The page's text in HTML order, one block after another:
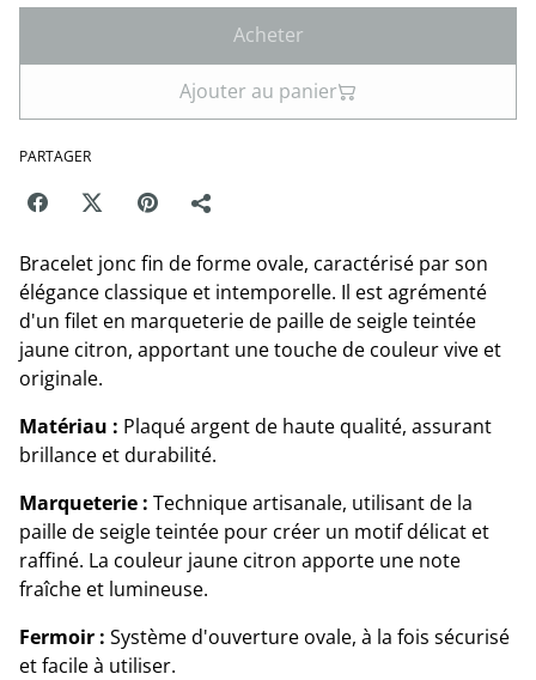
Acheter
Ajouter au panier
PARTAGER
Bracelet jonc fin de forme ovale, caractérisé par son
élégance classique et intemporelle. Il est agrémenté
d'un filet en marqueterie de paille de seigle teintée
jaune citron, apportant une touche de couleur vive et
originale.
Matériau : Plaqué argent de haute qualité, assurant
brillance et durabilité.
Marqueterie : Technique artisanale, utilisant de la
paille de seigle teintée pour créer un motif délicat et
raffiné. La couleur jaune citron apporte une note
fraîche et lumineuse.
Fermoir : Système d'ouverture ovale, à la fois sécurisé
et facile à utiliser.